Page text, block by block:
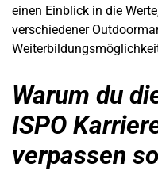
einen Einblick in die
verschiedener
Warum du
ISPO
verpassen